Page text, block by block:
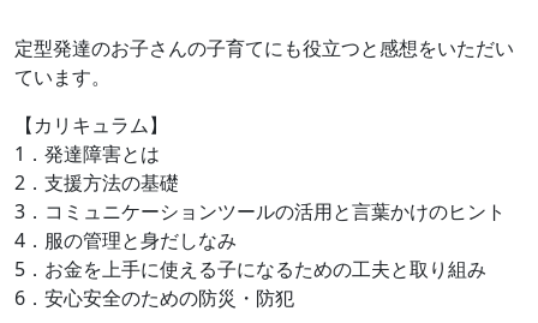
定型発達のお子さんの子育てにも役立つと感想をいただい
ています。
【カリキュラム】
1．発達障害とは
2．支援方法の基礎
3．コミュニケーションツールの活用と言葉かけのヒント
4．服の管理と身だしなみ
5．お金を上手に使える子になるための工夫と取り組み
6．安心安全のための防災・防犯